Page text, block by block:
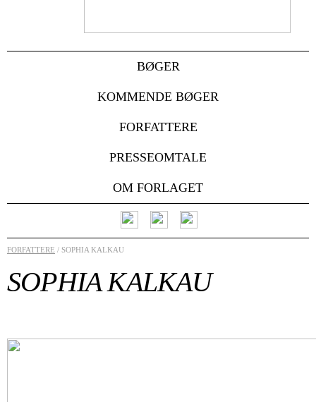
BØGER
KOMMENDE BØGER
FORFATTERE
PRESSEOMTALE
OM FORLAGET
FORFATTERE / SOPHIA KALKAU
SOPHIA KALKAU